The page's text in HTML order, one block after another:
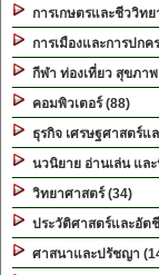
การเกษตรและชีววิทย
การเมืองและการปกค
กีฬา ท่องเที่ยว สุขภา
คอมพิวเตอร์ (88)
ธุรกิจ เศรษฐศาสตร์แ
นวนิยาย อ่านเล่น แล
วิทยาศาสตร์ (34)
ประวัติศาสตร์และอัต
ศาสนาและปรัชญา